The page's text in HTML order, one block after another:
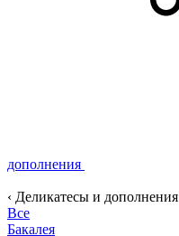
дополнения
‹ Деликатесы и дополнения
Все
Бакалея